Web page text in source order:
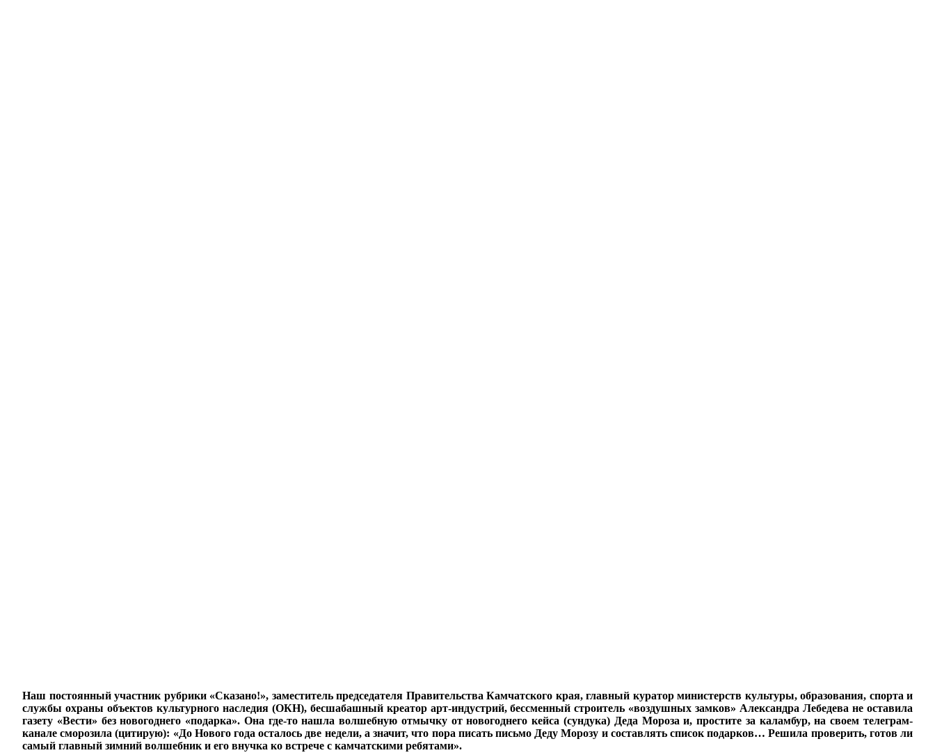
Наш постоянный участник рубрики «Сказано!», заместитель председателя Правительства Камчатского края, главный куратор министерств культуры, образования, спорта и
службы охраны объектов культурного наследия (ОКН), бесшабашный креатор арт-индустрий, бессменный строитель «воздушных замков» Александра Лебедева не оставила
газету «Вести» без новогоднего «подарка». Она где-то нашла волшебную отмычку от новогоднего кейса (сундука) Деда Мороза и, простите за каламбур, на своем телеграм-
канале сморозила (цитирую): «До Нового года осталось две недели, а значит, что пора писать письмо Деду Морозу и составлять список подарков… Решила проверить, готов ли
самый главный зимний волшебник и его внучка ко встрече с камчатскими ребятами».